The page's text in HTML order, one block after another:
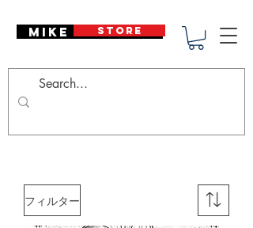
Mike Deodato
STORE
フィルター